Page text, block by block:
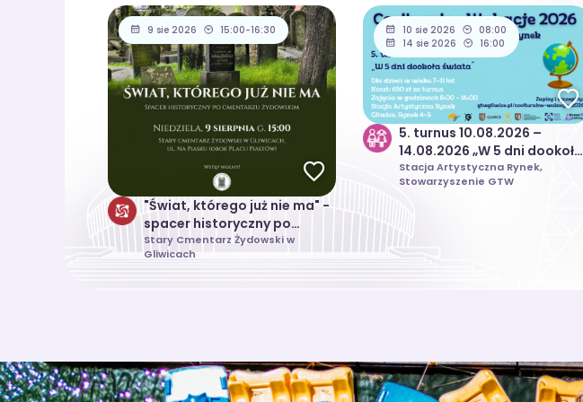
9 sie 2026 15:00-16:30
"Świat, którego już nie ma" -
spacer historyczny po
starym cmentarzu
żydowskim w Gliwicach
Stary Cmentarz Żydowski w
Gliwicach
10 sie 2026
08:00
14 sie 2026
16:00
5. turnus 10.08.2026 –
14.08.2026 „W 5 dni dookoła
świata” | Coolturalne
Wakacje 2026
Stacja Artystyczna Rynek,
Stowarzyszenie GTW